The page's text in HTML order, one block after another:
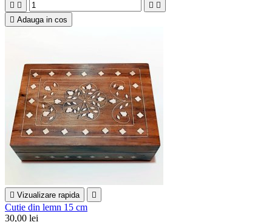
   
 Adauga in cos
 Vizualizare rapida 
Cutie din lemn 15 cm
30,00 lei